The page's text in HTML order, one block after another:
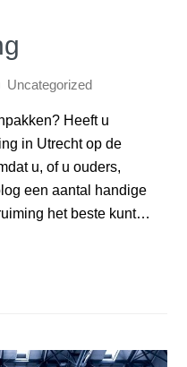
Uncategorized
Heeft u
in Utrecht op de
u, of u ouders,
een aantal handige
het beste kunt…